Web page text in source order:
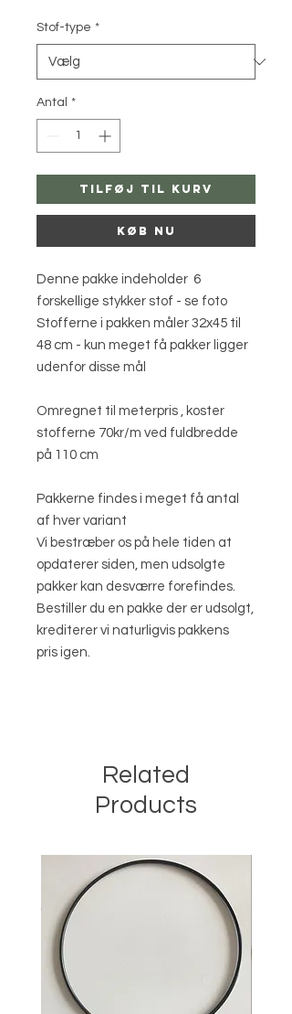
Stof-type *
Antal *
Tilføj til kurv
Køb nu
Denne pakke indeholder 6
forskellige stykker stof - se foto
Stofferne i pakken måler 32x45 til
48 cm - kun meget få pakker ligger
udenfor disse mål
Omregnet til meterpris , koster
stofferne 70kr/m ved fuldbredde
på 110 cm
Pakkerne findes i meget få antal
af hver variant
Vi bestræber os på hele tiden at
opdaterer siden, men udsolgte
pakker kan desværre forefindes.
Bestiller du en pakke der er udsolgt,
krediterer vi naturligvis pakkens
pris igen.
Related
Products